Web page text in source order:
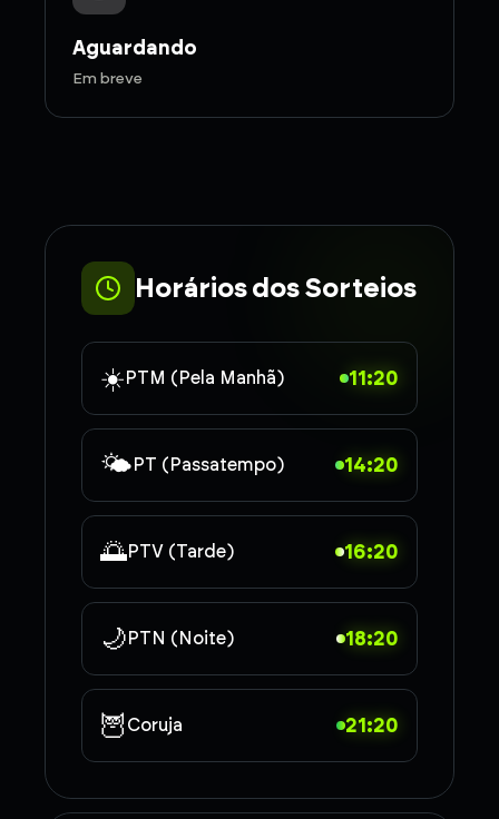
Aguardando
Em breve
Horários dos Sorteios
☀️PTM (Pela Manhã) 11:20
🌤️PT (Passatempo) 14:20
🌅PTV (Tarde) 16:20
🌙PTN (Noite) 18:20
🦉 Coruja 21:20